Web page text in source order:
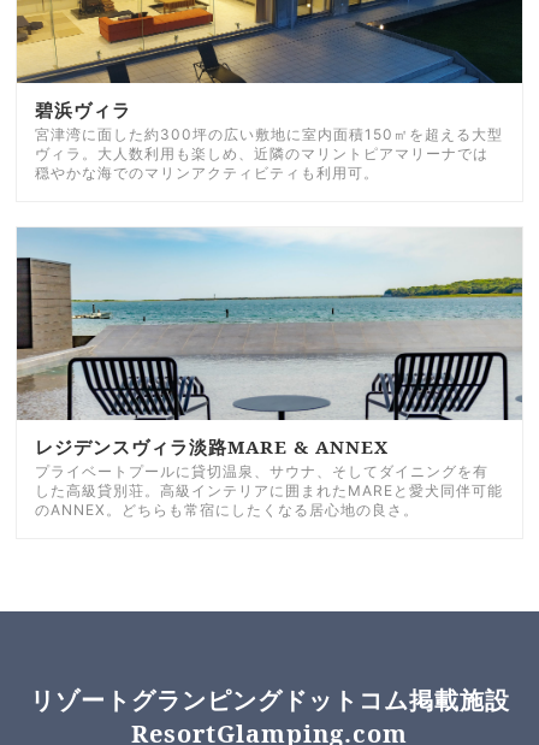
碧浜ヴィラ
宮津湾に面した約300坪の広い敷地に室内面積150㎡を超える大型
ヴィラ。大人数利用も楽しめ、近隣のマリントピアマリーナでは
穏やかな海でのマリンアクティビティも利用可。
レジデンスヴィラ淡路MARE & ANNEX
プライベートプールに貸切温泉、サウナ、そしてダイニングを有
した高級貸別荘。高級インテリアに囲まれたMAREと愛犬同伴可能
のANNEX。どちらも常宿にしたくなる居心地の良さ。
リゾートグランピングドットコム掲載施設
ResortGlamping.com